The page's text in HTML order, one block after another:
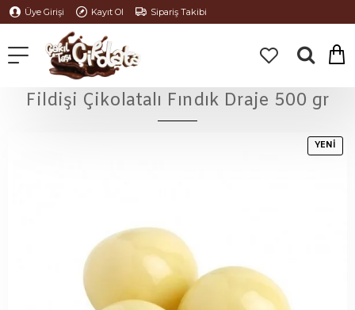
Üye Girişi Kayıt Ol Sipariş Takibi
Fildişi Çikolatalı Fındık Draje 500 gr
YENI